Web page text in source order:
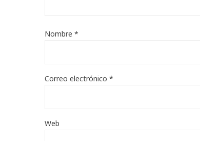
Nombre *
Correo electrónico *
Web